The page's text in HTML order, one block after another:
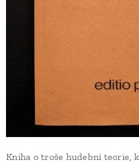
Kniha o troše hudební teorie,